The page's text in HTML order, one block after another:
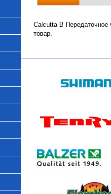
Calcutta B Передаточное
товар.